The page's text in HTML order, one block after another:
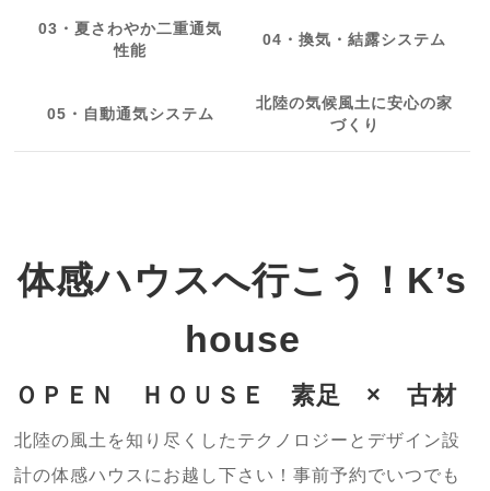
03・夏さわやか二重通気
性能
04・換気・結露システム
05・自動通気システム
北陸の気候風土に安心の家
づくり
体感ハウスへ行こう！K’s
house
ＯＰＥＮ ＨＯＵＳＥ 素足 × 古材
北陸の風土を知り尽くしたテクノロジーとデザイン設
計の体感ハウスにお越し下さい！事前予約でいつでも